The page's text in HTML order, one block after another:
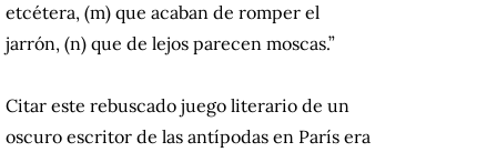
etcétera, (m) que acaban de romper el
jarrón, (n) que de lejos parecen moscas.”
Citar este rebuscado juego literario de un
oscuro escritor de las antípodas en París era